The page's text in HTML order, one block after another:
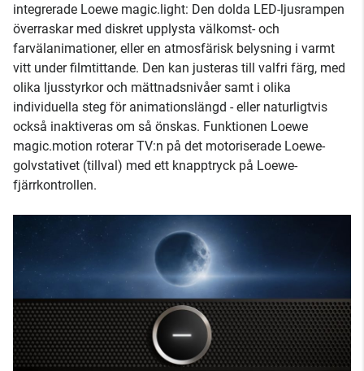
integrerade Loewe magic.light: Den dolda LED-ljusrampen
överraskar med diskret upplysta välkomst- och
farvälanimationer, eller en atmosfärisk belysning i varmt
vitt under filmtittande. Den kan justeras till valfri färg, med
olika ljusstyrkor och mättnadsnivåer samt i olika
individuella steg för animationslängd - eller naturligtvis
också inaktiveras om så önskas. Funktionen Loewe
magic.motion roterar TV:n på det motoriserade Loewe-
golvstativet (tillval) med ett knapptryck på Loewe-
fjärrkontrollen.